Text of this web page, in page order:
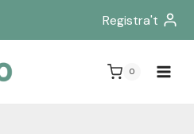
Registra't
0